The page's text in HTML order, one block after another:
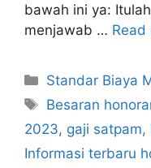
bawah ini ya:
menjawab … Read
Categories
Standar Biaya
Tags
Besaran
2023, gaji satpam,
Informasi terbaru